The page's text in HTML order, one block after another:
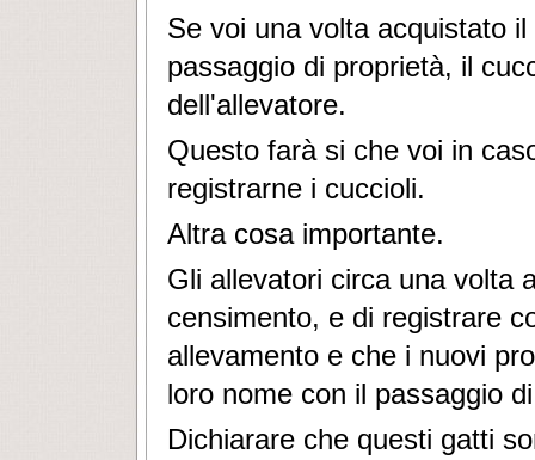
Se voi una volta acquistato
passaggio di proprietà, il
dell'allevatore.
Questo farà si che voi in
registrarne i cuccioli.
Altra cosa importante.
Gli allevatori circa una volta
censimento, e di registrare
allevamento e che i nuovi
loro nome con il passaggio
Dichiarare che questi gatti